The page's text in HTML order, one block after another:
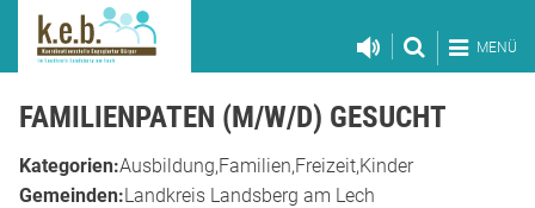
MENÜ
FAMILIENPATEN (M/W/D) GESUCHT
Kategorien:Ausbildung Familien Freizeit Kinder
Gemeinden:Landkreis Landsberg am Lech